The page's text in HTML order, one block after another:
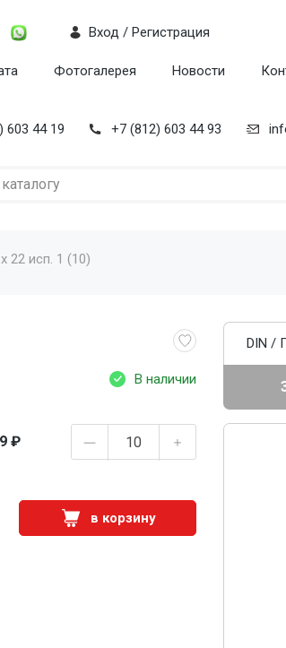
Фотогалерея Новости
Вход / Регистрация
603 44 19 +7 (812) 603 44 93
22 исп. 1 (10)
В наличии
₽
в корзину
DIN /